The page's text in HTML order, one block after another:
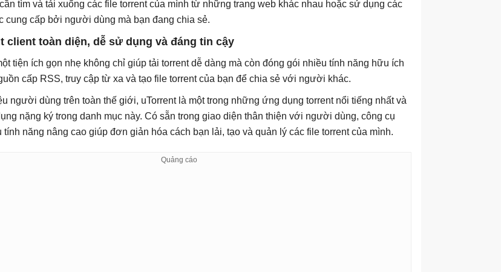
tìm và tải xuống các file torrent của mình từ những trang web khác nhau hoặc sử dụng các
cung cấp bởi người dùng mà bạn đang chia sẻ.
client toàn diện, dễ sử dụng và đáng tin cậy
tiện ích gọn nhẹ không chỉ giúp tải torrent dễ dàng mà còn đóng gói nhiều tính năng hữu ích
cấp RSS, truy cập từ xa và tạo file torrent của bạn để chia sẻ với người khác.
người dùng trên toàn thế giới, uTorrent là một trong những ứng dụng torrent nổi tiếng nhất và
nặng ký trong danh mục này. Có sẵn trong giao diện thân thiện với người dùng, công cụ
tính năng nâng cao giúp đơn giản hóa cách bạn lải, tạo và quản lý các file torrent của mình.